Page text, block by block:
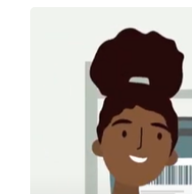
aScan leverer
løsning som
levering av